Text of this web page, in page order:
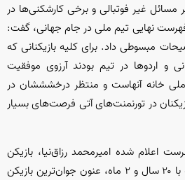
مسائل غیر فوتبالی و برخی کارشکنی‌ها در
نهایی تیم ملی در جام جهانی، گفت:
مبسوطی داد. برای کلیه بازیکنانی که
و اردو‌ها در تیم بودند آرزوی موفقیت
خانه آنهاست و منتظر درخشششان در
در تورنمنت‌های آتی فرصت‌های بسیار
اعلام شده امیرمحمد رزاق‌نیا، بازیکن
متولد فروردین ۱۳۸۵ داریم که با ۲۰ سال و ۲ ماه، عنون جوان‌ترین بازیکن